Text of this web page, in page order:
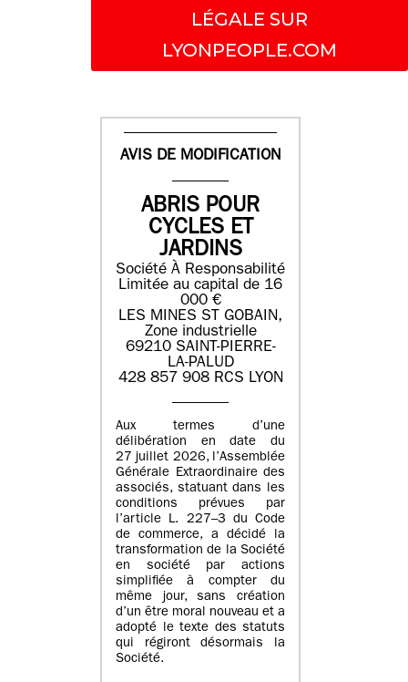
LÉGALE SUR
LYONPEOPLE.COM
AVIS DE MODIFICATION
ABRIS POUR
CYCLES ET
JARDINS
Société À Responsabilité
Limitée au capital de 16
000 €
LES MINES ST GOBAIN,
Zone industrielle
69210 SAINT-PIERRE-
LA-PALUD
428 857 908 RCS LYON
Aux termes d’une
délibération en date du
27 juillet 2026, l’Assemblée
Générale Extraordinaire des
associés, statuant dans les
conditions prévues par
l’article L. 227–3 du Code
de commerce, a décidé la
transformation de la Société
en société par actions
simplifiée à compter du
même jour, sans création
d’un être moral nouveau et a
adopté le texte des statuts
qui régiront désormais la
Société.